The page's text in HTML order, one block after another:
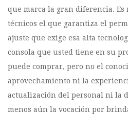
que marca la gran diferencia. Es
técnicos el que garantiza el
ajuste que exige esa alta
consola que usted tiene en su
puede comprar, pero no el
aprovechamiento ni la
actualización del personal ni la
menos aún la vocación por